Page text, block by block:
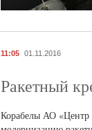
11:05 01.11.2016
Ракетный
Корабелы АО «Центр